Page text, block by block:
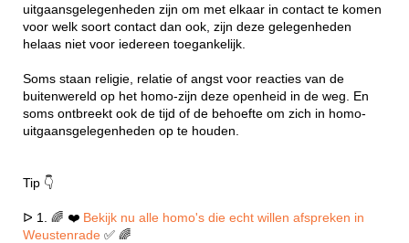
uitgaansgelegenheden zijn om met elkaar in contact te komen
voor welk soort contact dan ook, zijn deze gelegenheden
helaas niet voor iedereen toegankelijk.
Soms staan religie, relatie of angst voor reacties van de
buitenwereld op het homo-zijn deze openheid in de weg. En
soms ontbreekt ook de tijd of de behoefte om zich in homo-
uitgaansgelegenheden op te houden.
Tip 👇
ᐅ 1. 🌈 ❤️ Bekijk nu alle homo's die echt willen afspreken in
Weustenrade ✅ 🌈